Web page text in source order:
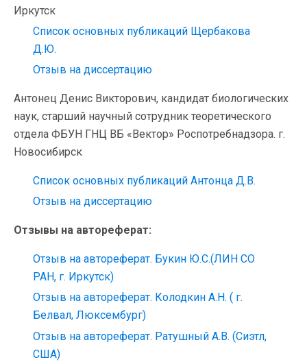
Иркутск
Список основных публикаций Щербакова
Д.Ю.
Отзыв на диссертацию
Антонец Денис Викторович, кандидат биологических
наук, старший научный сотрудник теоретического
отдела ФБУН ГНЦ ВБ «Вектор» Роспотребнадзора. г.
Новосибирск
Список основных публикаций Антонца Д.В.
Отзыв на диссертацию
Отзывы на автореферат:
Отзыв на автореферат. Букин Ю.С.(ЛИН СО
РАН, г. Иркутск)
Отзыв на автореферат. Колодкин А.Н. ( г.
Белвал, Люксембург)
Отзыв на автореферат. Ратушный А.В. (Сиэтл,
США)